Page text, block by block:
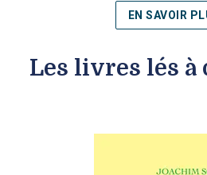
EN SAVOIR
Les livres lés à